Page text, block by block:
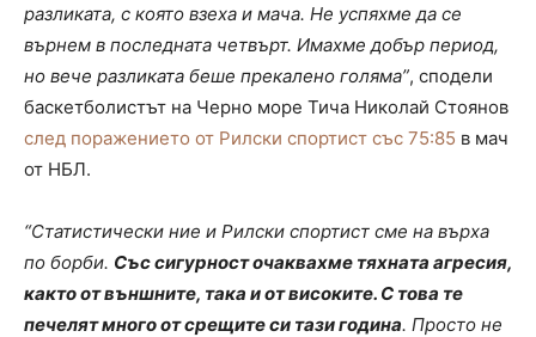
разликата, с която взеха и мача. Не успяхме да се
върнем в последната четвърт. Имахме добър период,
но вече разликата беше прекалено голяма”, сподели
баскетболистът на Черно море Тича Николай Стоянов
след поражението от Рилски спортист със 75:85 в мач
от НБЛ.
“Статистически ние и Рилски спортист сме на върха
по борби. Със сигурност очаквахме тяхната агресия,
както от външните, така и от високите. С това те
печелят много от срещите си тази година. Просто не